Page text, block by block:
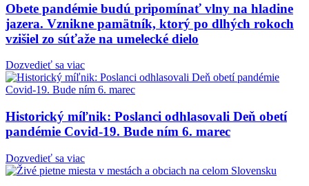
Obete pandémie budú pripomínať vlny na hladine
jazera. Vznikne pamätník, ktorý po dlhých rokoch
vzišiel zo súťaže na umelecké dielo
Dozvedieť sa viac
Historický míľnik: Poslanci odhlasovali Deň obetí
pandémie Covid-19. Bude ním 6. marec
Dozvedieť sa viac